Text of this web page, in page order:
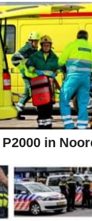
in